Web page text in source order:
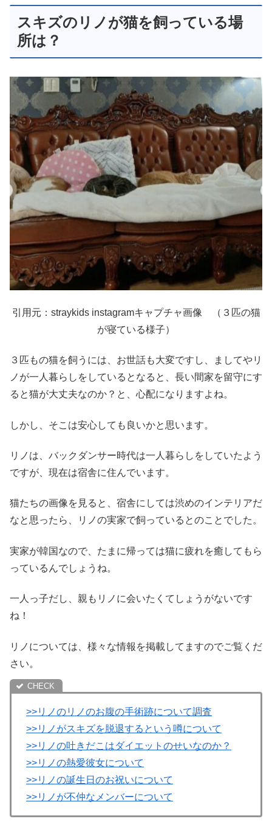
スキズのリノが猫を飼っている場
所は？
引用元：straykids instagramキャプチャ画像 （３匹の猫
が寝ている様子）
３匹もの猫を飼うには、お世話も大変ですし、ましてやリ
ノが一人暮らしをしているとなると、長い間家を留守にす
ると猫が大丈夫なのか？と、心配になりますよね。
しかし、そこは安心しても良いかと思います。
リノは、バックダンサー時代は一人暮らしをしていたよう
ですが、現在は宿舎に住んでいます。
猫たちの画像を見ると、宿舎にしては渋めのインテリアだ
なと思ったら、リノの実家で飼っているとのことでした。
実家が韓国なので、たまに帰っては猫に疲れを癒してもら
っているんでしょうね。
一人っ子だし、親もリノに会いたくてしょうがないです
ね！
リノについては、様々な情報を掲載してますのでご覧くだ
さい。
>>リノのリノのお腹の手術跡について調査
>>リノがスキズを脱退するという噂について
>>リノの吐きだこはダイエットのせいなのか？
>>リノの熱愛彼女について
>>リノの誕生日のお祝いについて
>>リノが不仲なメンバーについて